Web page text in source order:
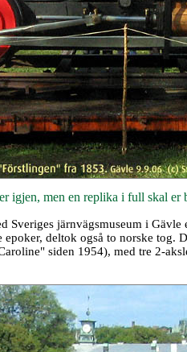
igjen, men en replika i full skal
Sveriges järnvägsmuseum i
deltok også to norske tog.
siden 1954), med tre 2-